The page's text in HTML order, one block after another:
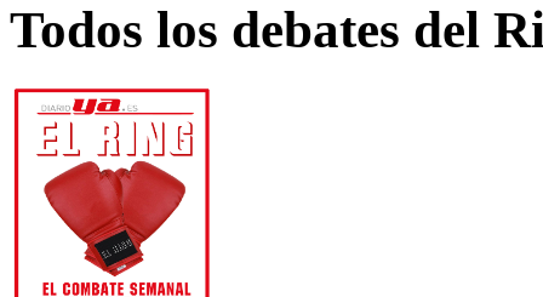
Todos los debates del